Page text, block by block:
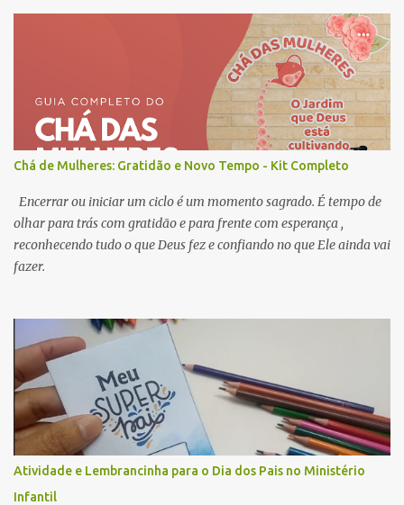
Chá de Mulheres: Gratidão e Novo Tempo - Kit Completo
Encerrar ou iniciar um ciclo é um momento sagrado. É tempo de
olhar para trás com gratidão e para frente com esperança ,
reconhecendo tudo o que Deus fez e confiando no que Ele ainda vai
fazer.
Atividade e Lembrancinha para o Dia dos Pais no Ministério
Infantil